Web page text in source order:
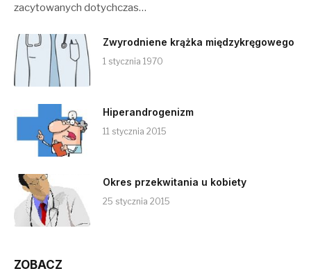
zacytowanych dotychczas…
Zwyrodniene krążka międzykręgowego
1 stycznia 1970
Hiperandrogenizm
11 stycznia 2015
Okres przekwitania u kobiety
25 stycznia 2015
ZOBACZ